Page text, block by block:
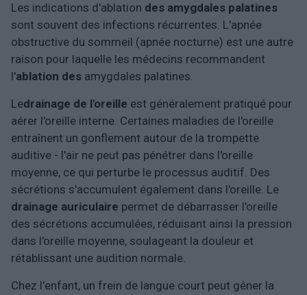
Les indications d'ablation des amygdales palatines
sont souvent des infections récurrentes. L'apnée
obstructive du sommeil (apnée nocturne) est une autre
raison pour laquelle les médecins recommandent
l'ablation des amygdales palatines.
Ledrainage de l'oreille est généralement pratiqué pour
aérer l'oreille interne. Certaines maladies de l'oreille
entraînent un gonflement autour de la trompette
auditive - l'air ne peut pas pénétrer dans l'oreille
moyenne, ce qui perturbe le processus auditif. Des
sécrétions s'accumulent également dans l'oreille. Le
drainage auriculaire permet de débarrasser l'oreille
des sécrétions accumulées, réduisant ainsi la pression
dans l'oreille moyenne, soulageant la douleur et
rétablissant une audition normale.
Chez l'enfant, un frein de langue court peut gêner la